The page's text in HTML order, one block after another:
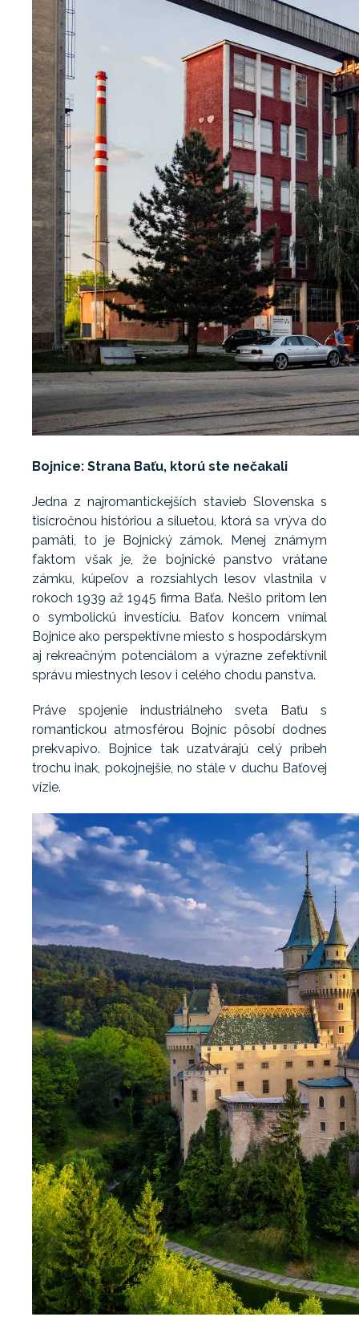
Bojnice: Strana Baťu, ktorú ste nečakali
Jedna z najromantickejších stavieb Slovenska s
tisícročnou históriou a siluetou, ktorá sa vrýva do
pamäti, to je Bojnický zámok. Menej známym
faktom však je, že bojnické panstvo vrátane
zámku, kúpeľov a rozsiahlych lesov vlastnila v
rokoch 1939 až 1945 firma Baťa. Nešlo pritom len
o symbolickú investíciu. Baťov koncern vnímal
Bojnice ako perspektívne miesto s hospodárskym
aj rekreačným potenciálom a výrazne zefektívnil
správu miestnych lesov i celého chodu panstva.
Práve spojenie industriálneho sveta Baťu s
romantickou atmosférou Bojníc pôsobí dodnes
prekvapivo. Bojnice tak uzatvárajú celý príbeh
trochu inak, pokojnejšie, no stále v duchu Baťovej
vízie.